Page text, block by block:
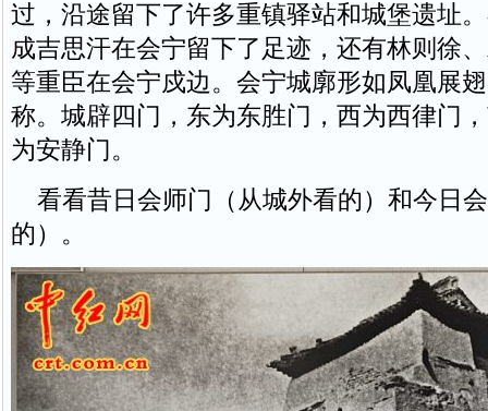
过，沿途留下了许多重镇驿站和城堡遗址
成吉思汗在会宁留下了足迹，还有林则徐
等重臣在会宁戍边。会宁城廓形如凤凰展
称。城辟四门，东为东胜门，西为西律门
为安静门。
看看昔日会师门（从城外看的）和今日
的）。